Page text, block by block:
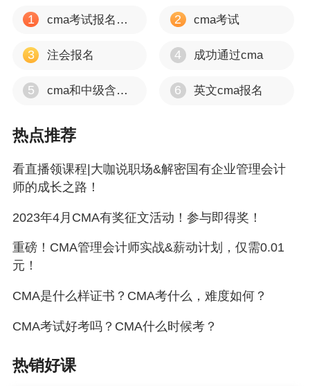
1 cma考试报名时间 2 cma考试
3 注会报名 4 成功通过cma
5 cma和中级含金量 6 英文cma报名
热点推荐
看直播领课程|大咖说职场&解密国有企业管理会计
师的成长之路！
2023年4月CMA有奖征文活动！参与即得奖！
重磅！​CMA管理会计师实战&薪动计划，仅需0.01
元！
CMA是什么样证书？CMA考什么，难度如何？
CMA考试好考吗？CMA什么时候考？
热销好课